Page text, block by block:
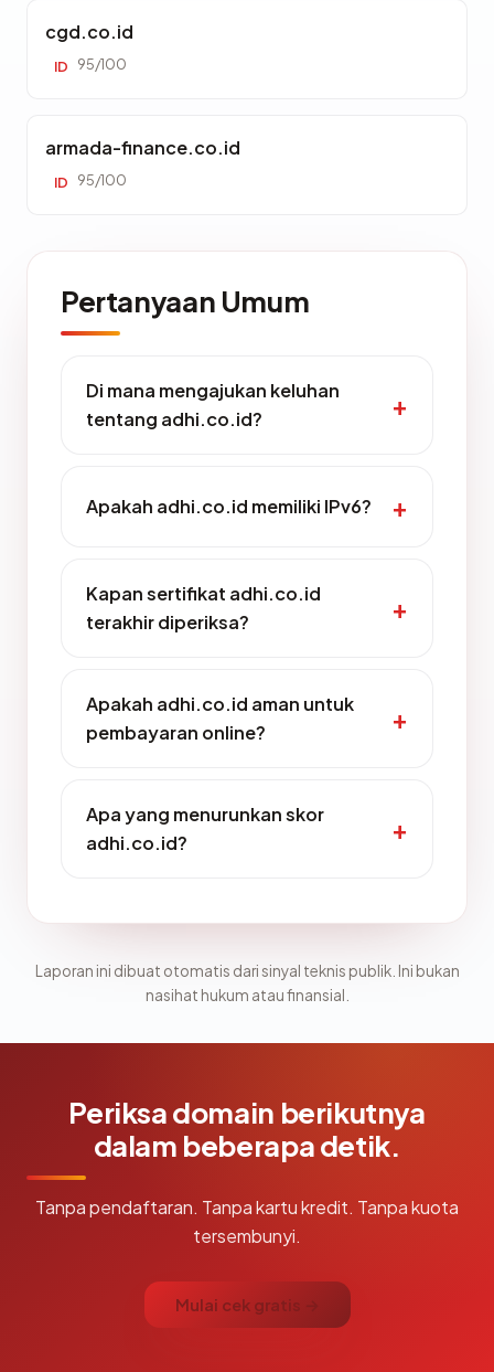
cgd.co.id
ID 95/100
armada-finance.co.id
ID 95/100
Pertanyaan Umum
Di mana mengajukan keluhan
tentang adhi.co.id?
Apakah adhi.co.id memiliki IPv6?
Kapan sertifikat adhi.co.id
terakhir diperiksa?
Apakah adhi.co.id aman untuk
pembayaran online?
Apa yang menurunkan skor
adhi.co.id?
Laporan ini dibuat otomatis dari sinyal teknis publik. Ini bukan
nasihat hukum atau finansial.
Periksa domain berikutnya
dalam beberapa detik.
Tanpa pendaftaran. Tanpa kartu kredit. Tanpa kuota
tersembunyi.
Mulai cek gratis →